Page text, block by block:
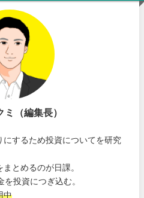
（編集長）
にするため投資についてを研究
とめるのが日課。
投資につぎ込む。
中